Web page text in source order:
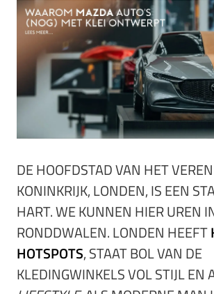
DE HOOFDSTAD VAN HET
KONINKRIJK, LONDEN, IS EEN
HART. WE KUNNEN HIER UREN
RONDDWALEN. LONDEN HEEFT
HOTSPOTS, STAAT BOL VAN DE
KLEDINGWINKELS VOL STIJL EN